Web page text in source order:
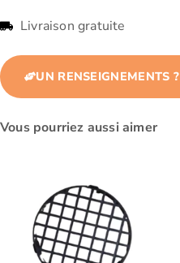
Livraison gratuite
UN RENSEIGNEMENTS ?
Vous pourriez aussi aimer